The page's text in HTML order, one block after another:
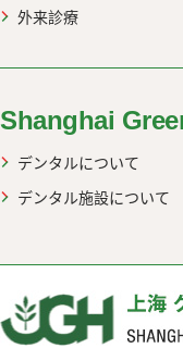
外来診療
Shanghai
デンタルについて
デンタル施設について